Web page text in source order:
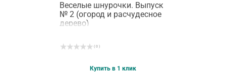
Веселые шнурочки. Выпуск
№ 2 (огород и расчудесное
дерево)
( 0 )
Купить в 1 клик